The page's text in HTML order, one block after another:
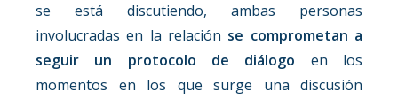
se está discutiendo, ambas personas
involucradas en la relación se comprometan a
seguir un protocolo de diálogo en los
momentos en los que surge una discusión